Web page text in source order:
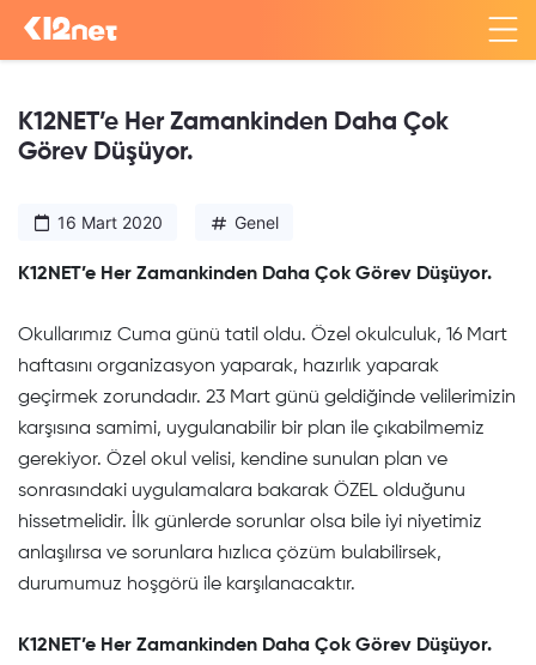
K12NET’e Her Zamankinden Daha Çok
Görev Düşüyor.
16 Mart 2020 Genel
K12NET’e Her Zamankinden Daha Çok Görev Düşüyor.
Okullarımız Cuma günü tatil oldu. Özel okulculuk, 16 Mart
haftasını organizasyon yaparak, hazırlık yaparak
geçirmek zorundadır. 23 Mart günü geldiğinde velilerimizin
karşısına samimi, uygulanabilir bir plan ile çıkabilmemiz
gerekiyor. Özel okul velisi, kendine sunulan plan ve
sonrasındaki uygulamalara bakarak ÖZEL olduğunu
hissetmelidir. İlk günlerde sorunlar olsa bile iyi niyetimiz
anlaşılırsa ve sorunlara hızlıca çözüm bulabilirsek,
durumumuz hoşgörü ile karşılanacaktır.
K12NET’e Her Zamankinden Daha Çok Görev Düşüyor.